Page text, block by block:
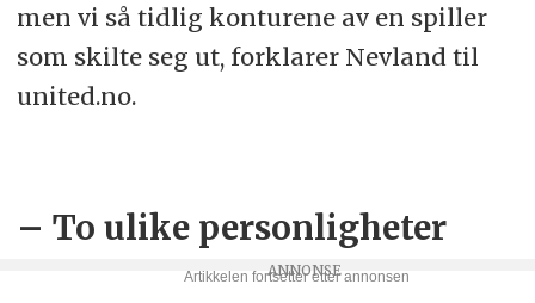
men vi så tidlig konturene av en spiller
som skilte seg ut, forklarer Nevland til
united.no.
– To ulike personligheter